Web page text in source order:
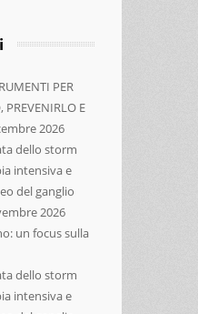
PER
PREVENIRLO E
2026
dello storm
intensiva e
del ganglio
2026
un focus sulla
dello storm
intensiva e